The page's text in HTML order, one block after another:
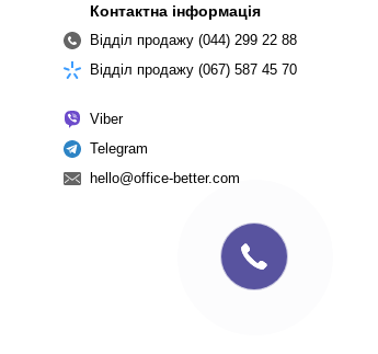
Контактна інформація
Відділ продажу (044) 299 22 88
Відділ продажу (067) 587 45 70
Viber
Telegram
hello@office-better.com